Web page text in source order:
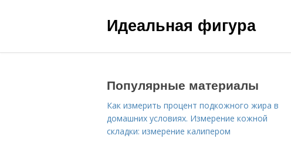
Идеальная фигура
Популярные материалы
Как измерить процент подкожного жира в
домашних условиях. Измерение кожной
складки: измерение калипером